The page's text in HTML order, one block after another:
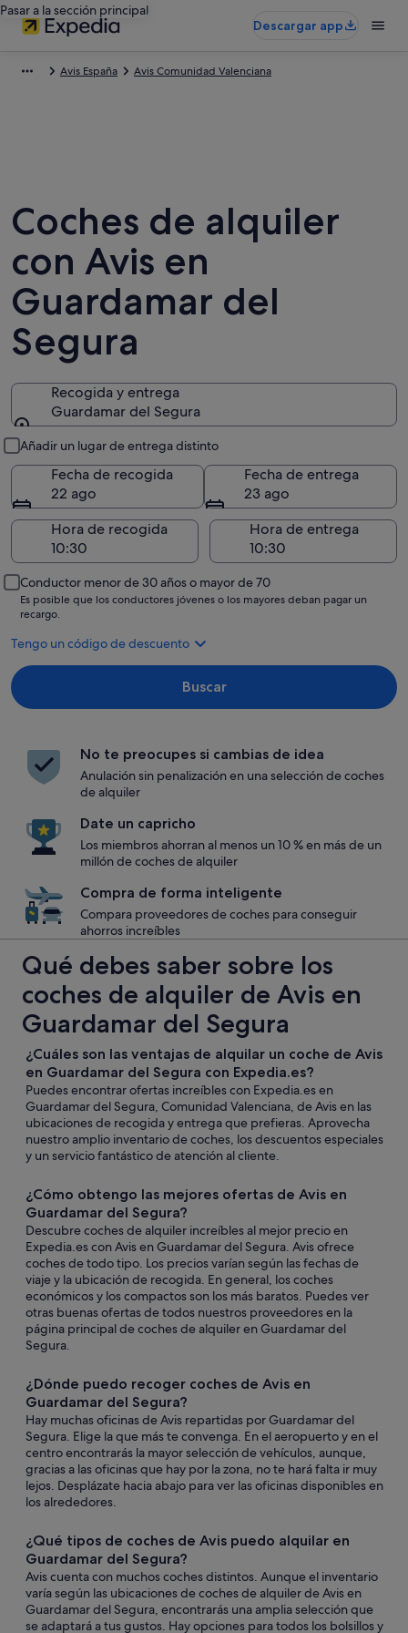
Pasar a la sección principal
Descargar app
Avis España Avis Comunidad Valenciana
Coches de alquiler
con Avis en
Guardamar del
Segura
Recogida y entrega
Guardamar del Segura
Añadir un lugar de entrega distinto
Fecha de recogida
22 ago
Fecha de entrega
23 ago
Hora de recogida
Hora de entrega
Conductor menor de 30 años o mayor de 70
Es posible que los conductores jóvenes o los mayores deban pagar un
recargo.
Tengo un código de descuento
Buscar
No te preocupes si cambias de idea
Anulación sin penalización en una selección de coches
de alquiler
Date un capricho
Los miembros ahorran al menos un 10 % en más de un
millón de coches de alquiler
Compra de forma inteligente
Compara proveedores de coches para conseguir
ahorros increíbles
Qué debes saber sobre los
coches de alquiler de Avis en
Guardamar del Segura
¿Cuáles son las ventajas de alquilar un coche de Avis
en Guardamar del Segura con Expedia.es?
Puedes encontrar ofertas increíbles con Expedia.es en
Guardamar del Segura, Comunidad Valenciana, de Avis en las
ubicaciones de recogida y entrega que prefieras. Aprovecha
nuestro amplio inventario de coches, los descuentos especiales
y un servicio fantástico de atención al cliente.
¿Cómo obtengo las mejores ofertas de Avis en
Guardamar del Segura?
Descubre coches de alquiler increíbles al mejor precio en
Expedia.es con Avis en Guardamar del Segura. Avis ofrece
coches de todo tipo. Los precios varían según las fechas de
viaje y la ubicación de recogida. En general, los coches
económicos y los compactos son los más baratos. Puedes ver
otras buenas ofertas de todos nuestros proveedores en la
página principal de coches de alquiler en Guardamar del
Segura.
¿Dónde puedo recoger coches de Avis en
Guardamar del Segura?
Hay muchas oficinas de Avis repartidas por Guardamar del
Segura. Elige la que más te convenga. En el aeropuerto y en el
centro encontrarás la mayor selección de vehículos, aunque,
gracias a las oficinas que hay por la zona, no te hará falta ir muy
lejos. Desplázate hacia abajo para ver las oficinas disponibles en
los alrededores.
¿Qué tipos de coches de Avis puedo alquilar en
Guardamar del Segura?
Avis cuenta con muchos coches distintos. Aunque el inventario
varía según las ubicaciones de coches de alquiler de Avis en
Guardamar del Segura, encontrarás una amplia selección que
se adaptará a tus gustos. Hay opciones para todos los bolsillos y